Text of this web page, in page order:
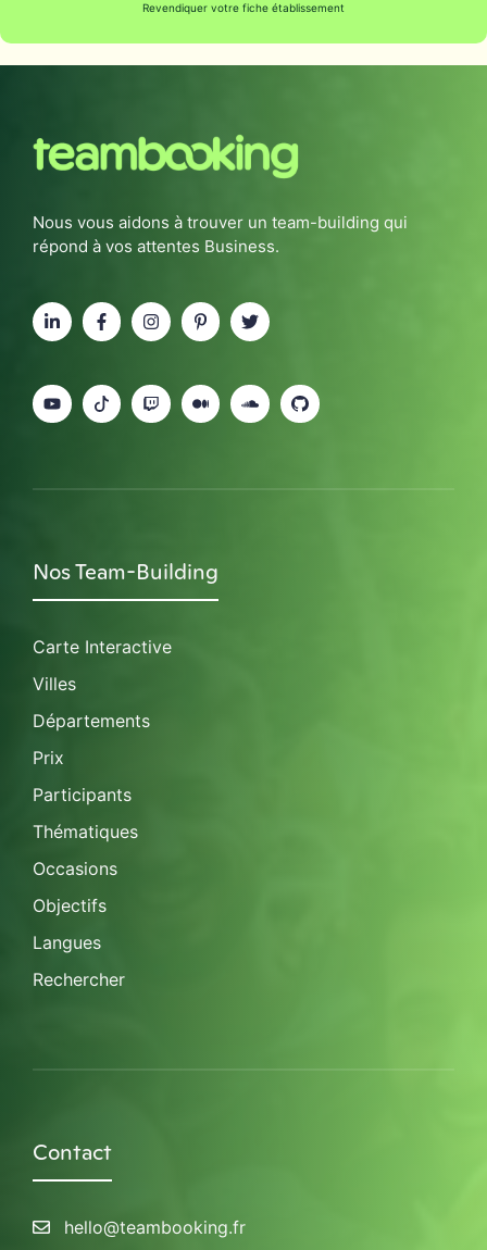
Revendiquer votre fiche établissement
Nous vous aidons à trouver un team-building qui
répond à vos attentes Business.
Nos Team-Building
Carte Interactive
Villes
Départements
Prix
Participants
Thématiques
Occasions
Objectifs
Langues
Rechercher
Contact
hello@teambooking.fr